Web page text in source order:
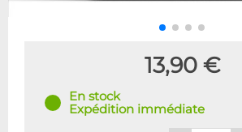
13,90 €
En stock
Expédition immédiate